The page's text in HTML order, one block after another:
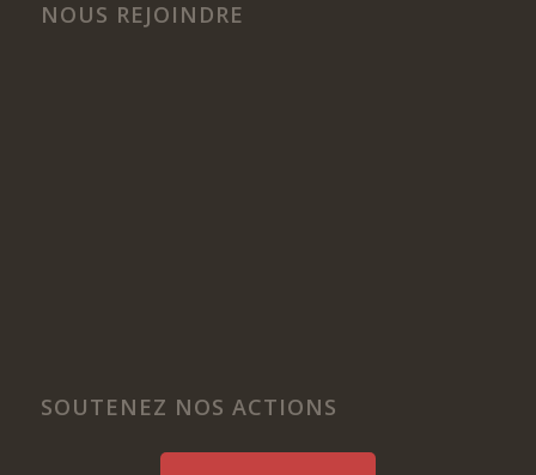
NOUS REJOINDRE
SOUTENEZ NOS ACTIONS